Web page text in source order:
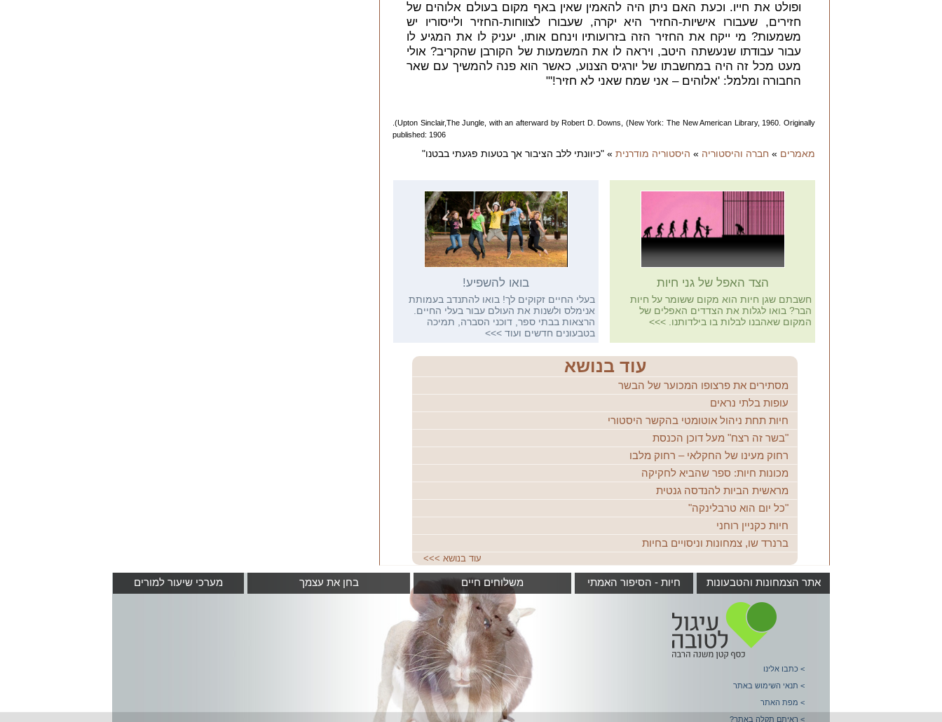
ופולט את חייו. וכעת האם ניתן היה להאמין שאין באף מקום בעולם אלוהים של
חזירים, שעבורו אישיות-החזיר היא יקרה, שעבורו לצווחות-החזיר ולייסוריו יש
משמעות? מי ייקח את החזיר הזה בזרועותיו וינחם אותו, יעניק לו את המגיע לו
עבור עבודתו שנעשתה היטב, ויראה לו את המשמעות של הקורבן שהקריב? אולי
מעט מכל זה היה במחשבתו של יורגיס הצנוע, כאשר הוא פנה להמשיך עם שאר
החבורה ומלמל: 'אלוהים – אני שמח שאני לא חזיר!'"
.(Upton Sinclair,The Jungle, with an afterward by Robert D. Downs, (New York: The New American Library, 1960. Originally
published: 1906
מאמרים » חברה והיסטוריה » היסטוריה מודרנית » "כיוונתי ללב הציבור אך בטעות פגעתי בבטנו"
הצד האפל של גני חיות
חשבתם שגן חיות הוא מקום ששומר על חיות
הבר? בואו לגלות את הצדדים האפלים של
המקום שאהבנו לבלות בו בילדותנו. >>>
בואו להשפיע!
בעלי החיים זקוקים לך! בואו להתנדב בעמותת
אנימלס ולשנות את העולם עבור בעלי החיים.
הרצאות בבתי ספר, דוכני הסברה, תמיכה
בטבעונים חדשים ועוד >>>
עוד בנושא
מסתירים את פרצופו המכוער של הבשר
עופות בלתי נראים
חיות תחת ניהול אוטומטי בהקשר היסטורי
"בשר זה רצח" מעל דוכן הכנסת
רחוק מעינו של החקלאי – רחוק מלבו
מכונות חיות: ספר שהביא לחקיקה
מראשית הביות להנדסה גנטית
"כל יום הוא טרבלינקה"
חיות כקניין רוחני
ברנרד שו, צמחונות וניסויים בחיות
עוד בנושא >>>
אתר הצמחונות והטבעונות חיות - הסיפור האמתי משלוחים חיים בחן את עצמך מערכי שיעור למורים
> כתבו אלינו
> תנאי השימוש באתר
> מפת האתר
> ראיתם תקלה באתר?